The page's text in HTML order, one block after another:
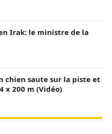
Irak: le ministre de la
chien saute sur la piste et
x 200 m (Vidéo)